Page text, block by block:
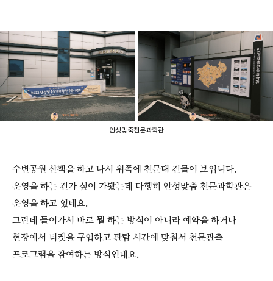
안성맞춤천문과학관
수변공원 산책을 하고 나서 위쪽에 천문대 건물이 보입니다.
운영을 하는 건가 싶어 가봤는데 다행히 안성맞춤 천문과학관은
운영을 하고 있네요.
그런데 들어가서 바로 뭘 하는 방식이 아니라 예약을 하거나
현장에서 티켓을 구입하고 관람 시간에 맞춰서 천문관측
프로그램을 참여하는 방식인데요.